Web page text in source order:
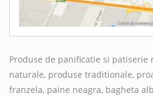
Produse de panificatie si patiserie
naturale, produse traditionale,
franzela, paine neagra, bagheta